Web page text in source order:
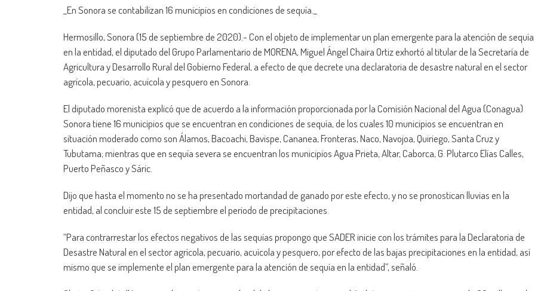
_En Sonora se contabilizan 16 municipios en condiciones de sequía._
Hermosillo, Sonora (15 de septiembre de 2020).- Con el objeto de implementar un plan emergente para la atención de sequía
en la entidad, el diputado del Grupo Parlamentario de MORENA, Miguel Ángel Chaira Ortiz exhortó al titular de la Secretaría de
Agricultura y Desarrollo Rural del Gobierno Federal, a efecto de que decrete una declaratoria de desastre natural en el sector
agrícola, pecuario, acuícola y pesquero en Sonora.
El diputado morenista explicó que de acuerdo a la información proporcionada por la Comisión Nacional del Agua (Conagua)
Sonora tiene 16 municipios que se encuentran en condiciones de sequía, de los cuales 10 municipios se encuentran en
situación moderado como son Álamos, Bacoachi, Bavispe, Cananea, Fronteras, Naco, Navojoa, Quiriego, Santa Cruz y
Tubutama; mientras que en sequía severa se encuentran los municipios Agua Prieta, Altar, Caborca, G. Plutarco Elías Calles,
Puerto Peñasco y Sáric.
Dijo que hasta el momento no se ha presentado mortandad de ganado por este efecto, y no se pronostican lluvias en la
entidad, al concluir este 15 de septiembre el periodo de precipitaciones.
“Para contrarrestar los efectos negativos de las sequías propongo que SADER inicie con los trámites para la Declaratoria de
Desastre Natural en el sector agrícola, pecuario, acuícola y pesquero, por efecto de las bajas precipitaciones en la entidad, así
mismo que se implemente el plan emergente para la atención de sequía en la entidad”, señaló.